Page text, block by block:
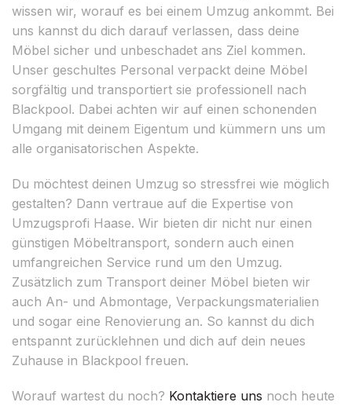
wissen wir, worauf es bei einem Umzug ankommt. Bei
uns kannst du dich darauf verlassen, dass deine
Möbel sicher und unbeschadet ans Ziel kommen.
Unser geschultes Personal verpackt deine Möbel
sorgfältig und transportiert sie professionell nach
Blackpool. Dabei achten wir auf einen schonenden
Umgang mit deinem Eigentum und kümmern uns um
alle organisatorischen Aspekte.
Du möchtest deinen Umzug so stressfrei wie möglich
gestalten? Dann vertraue auf die Expertise von
Umzugsprofi Haase. Wir bieten dir nicht nur einen
günstigen Möbeltransport, sondern auch einen
umfangreichen Service rund um den Umzug.
Zusätzlich zum Transport deiner Möbel bieten wir
auch An- und Abmontage, Verpackungsmaterialien
und sogar eine Renovierung an. So kannst du dich
entspannt zurücklehnen und dich auf dein neues
Zuhause in Blackpool freuen.
Worauf wartest du noch? Kontaktiere uns noch heute